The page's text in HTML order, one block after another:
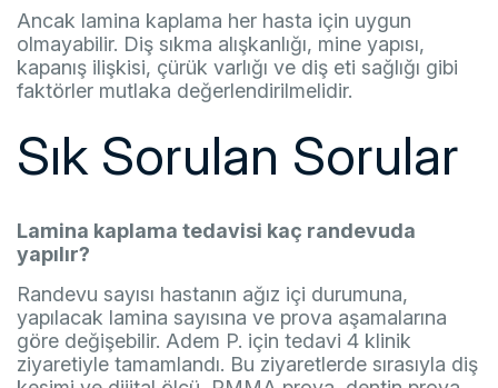
Ancak lamina kaplama her hasta için uygun
olmayabilir. Diş sıkma alışkanlığı, mine yapısı,
kapanış ilişkisi, çürük varlığı ve diş eti sağlığı gibi
faktörler mutlaka değerlendirilmelidir.
Sık Sorulan Sorular
Lamina kaplama tedavisi kaç randevuda
yapılır?
Randevu sayısı hastanın ağız içi durumuna,
yapılacak lamina sayısına ve prova aşamalarına
göre değişebilir. Adem P. için tedavi 4 klinik
ziyaretiyle tamamlandı. Bu ziyaretlerde sırasıyla diş